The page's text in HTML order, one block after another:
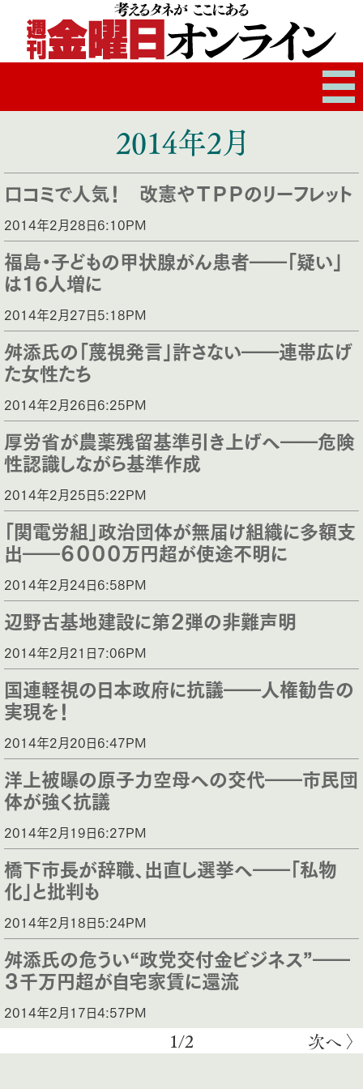
2014年2月
口コミで人気！ 改憲やＴＰＰのリーフレット
2014年2月28日6:10PM
福島・子どもの甲状腺がん患者――「疑い」
は16人増に
2014年2月27日5:18PM
舛添氏の「蔑視発言」許さない――連帯広げ
た女性たち
2014年2月26日6:25PM
厚労省が農薬残留基準引き上げへ――危険
性認識しながら基準作成
2014年2月25日5:22PM
「関電労組」政治団体が無届け組織に多額支
出――６０００万円超が使途不明に
2014年2月24日6:58PM
辺野古基地建設に第２弾の非難声明
2014年2月21日7:06PM
国連軽視の日本政府に抗議――人権勧告の
実現を！
2014年2月20日6:47PM
洋上被曝の原子力空母への交代――市民団
体が強く抗議
2014年2月19日6:27PM
橋下市長が辞職、出直し選挙へ――「私物
化」と批判も
2014年2月18日5:24PM
舛添氏の危うい“政党交付金ビジネス”――
３千万円超が自宅家賃に還流
2014年2月17日4:57PM
1/2 次へ 〉